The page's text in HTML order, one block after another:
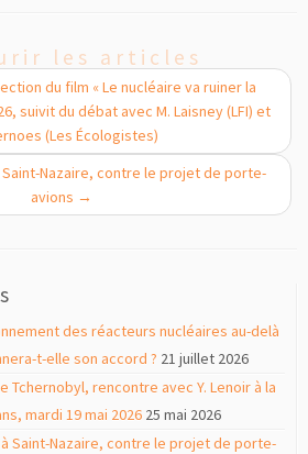
les articles
du film « Le nucléaire va ruiner la
suivit du débat avec M. Laisney (LFI) et
(Les Écologistes)
Saint-Nazaire, contre le projet de porte-
avions →
des réacteurs nucléaires au-delà
t-elle son accord ? 21 juillet 2026
Tchernobyl, rencontre avec Y. Lenoir à la
mardi 19 mai 2026 25 mai 2026
à Saint-Nazaire, contre le projet de porte-